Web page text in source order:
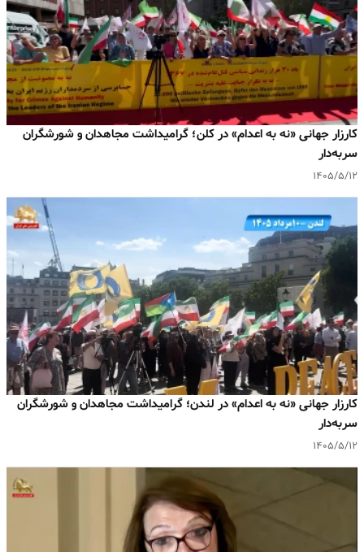
کارزار جهانی «نه به اعدام» در کلن؛ گرامیداشت مجاهدان و شورشگران
سربه‌دار
۱۴۰۵/۵/۱۲
کارزار جهانی «نه به اعدام» در لندن؛ گرامیداشت مجاهدان و شورشگران
سربه‌دار
۱۴۰۵/۵/۱۲